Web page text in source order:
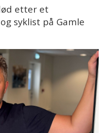
etter et
syklist på Gamle